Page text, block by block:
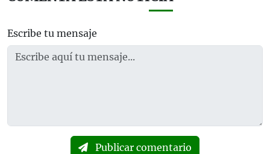
Escribe tu mensaje
Publicar comentario